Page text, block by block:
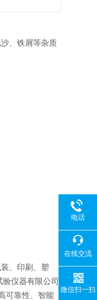
、铁屑等杂质
、印刷、塑
仪器有限公司
可靠性、智能
电话
在线交流
微信扫一扫